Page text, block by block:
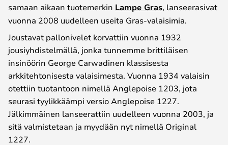
samaan aikaan tuotemerkin Lampe Gras, lanseerasivat
vuonna 2008 uudelleen useita Gras-valaisimia.
Joustavat pallonivelet korvattiin vuonna 1932
jousiyhdistelmällä, jonka tunnemme brittiläisen
insinöörin George Carwadinen klassisesta
arkkitehtonisesta valaisimesta. Vuonna 1934 valaisin
otettiin tuotantoon nimellä Anglepoise 1203, jota
seurasi tyylikkäämpi versio Anglepoise 1227.
Jälkimmäinen lanseerattiin uudelleen vuonna 2003, ja
sitä valmistetaan ja myydään nyt nimellä Original
1227.